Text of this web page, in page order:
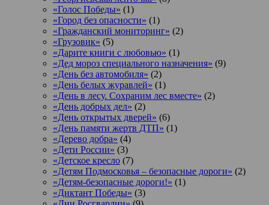
«Голос Победы» (1)
«Город без опасности» (1)
«Гражданский мониторинг» (2)
«Грузовик» (5)
«Дарите книги с любовью» (1)
«Дед мороз специального назначения» (9)
«День без автомобиля» (2)
«День белых журавлей» (1)
«День в лесу. Сохраним лес вместе» (2)
«День добрых дел» (2)
«День открытых дверей» (6)
«День памяти жертв ДТП» (1)
«Дерево добра» (4)
«Дети России» (3)
«Детское кресло (7)
«Детям Подмосковья – безопасные дороги» (2)
«Детям-безопасные дороги!» (1)
«Диктант Победы» (3)